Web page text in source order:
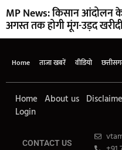
MP News: किसान आंदोलन
अगस्त तक होगी मूंग-उड़द
Home ताजा खबरें वीडियो
Home About us
Login
CONTACT US